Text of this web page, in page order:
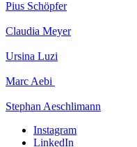
Pius Schöpfer
Claudia Meyer
Ursina Luzi
Marc Aebi
Stephan Aeschlimann
Instagram
LinkedIn